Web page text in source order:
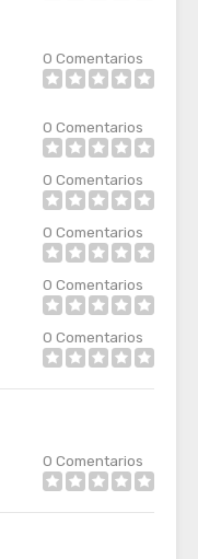
0 Comentarios
0 Comentarios
0 Comentarios
0 Comentarios
0 Comentarios
0 Comentarios
0 Comentarios